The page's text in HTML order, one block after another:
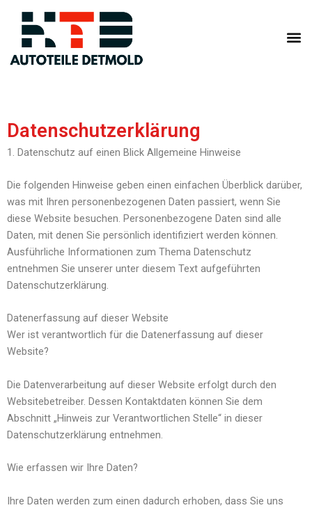
Inhalt
springen
Datenschutzerklärung
1. Datenschutz auf einen Blick Allgemeine Hinweise
Die folgenden Hinweise geben einen einfachen Überblick darüber,
was mit Ihren personenbezogenen Daten passiert, wenn Sie
diese Website besuchen. Personenbezogene Daten sind alle
Daten, mit denen Sie persönlich identifiziert werden können.
Ausführliche Informationen zum Thema Datenschutz
entnehmen Sie unserer unter diesem Text aufgeführten
Datenschutzerklärung.
Datenerfassung auf dieser Website
Wer ist verantwortlich für die Datenerfassung auf dieser
Website?
Die Datenverarbeitung auf dieser Website erfolgt durch den
Websitebetreiber. Dessen Kontaktdaten können Sie dem
Abschnitt „Hinweis zur Verantwortlichen Stelle“ in dieser
Datenschutzerklärung entnehmen.
Wie erfassen wir Ihre Daten?
Ihre Daten werden zum einen dadurch erhoben, dass Sie uns